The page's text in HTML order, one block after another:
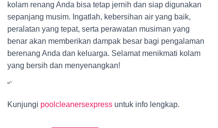
kolam renang Anda bisa tetap jernih dan siap digunakan
sepanjang musim. Ingatlah, kebersihan air yang baik,
peralatan yang tepat, serta perawatan musiman yang
benar akan memberikan dampak besar bagi pengalaman
berenang Anda dan keluarga. Selamat menikmati kolam
yang bersih dan menyenangkan!
“`
Kunjungi poolcleanersexpress untuk info lengkap.